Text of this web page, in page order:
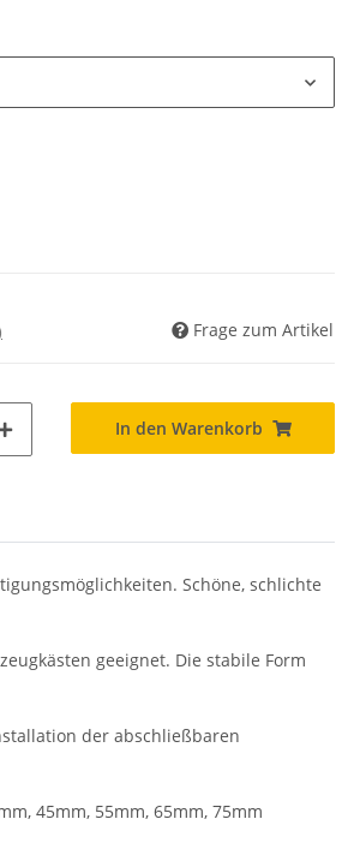
Frage zum Artikel
In den Warenkorb
Schöne, schlichte
geeignet. Die stabile Form
der abschließbaren
45mm, 55mm, 65mm, 75mm